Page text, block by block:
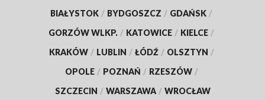
BIAŁYSTOK / BYDGOSZCZ / GDAŃSK /
GORZÓW WLKP. / KATOWICE / KIELCE /
KRAKÓW / LUBLIN / ŁÓDŹ / OLSZTYN /
OPOLE / POZNAŃ / RZESZÓW /
SZCZECIN / WARSZAWA / WROCŁAW